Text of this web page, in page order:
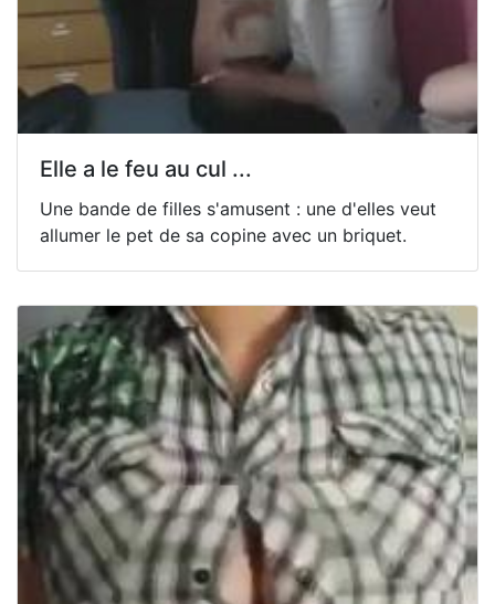
Elle a le feu au cul ...
Une bande de filles s'amusent : une d'elles veut
allumer le pet de sa copine avec un briquet.